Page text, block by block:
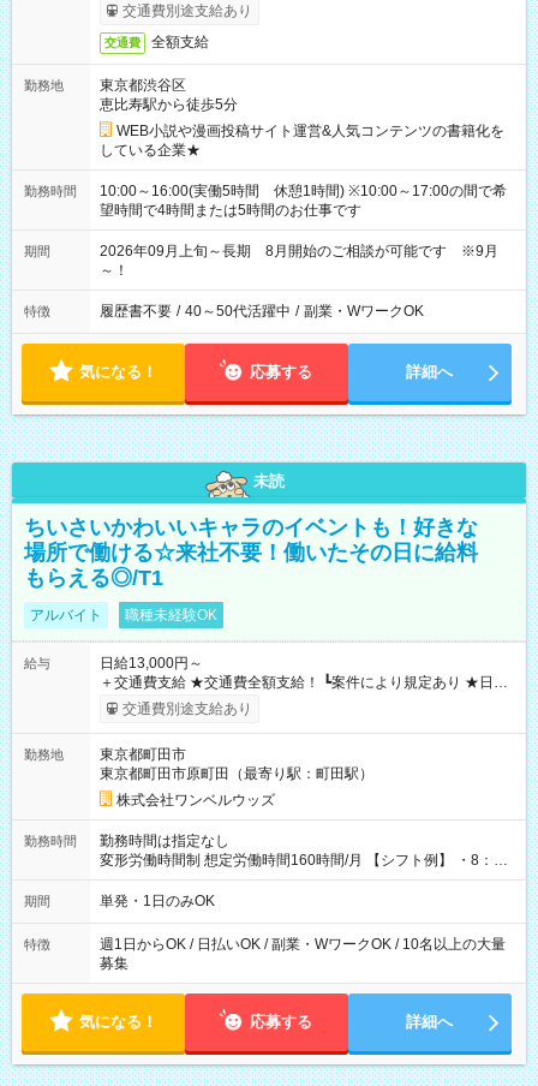
交通費別途支給あり
交通費 全額支給
勤務地
東京都渋谷区
恵比寿駅から徒歩5分
WEB小説や漫画投稿サイト運営&人気コンテンツの書籍化を
している企業★
勤務時間
10:00～16:00(実働5時間 休憩1時間) ※10:00～17:00の間で希
望時間で4時間または5時間のお仕事です
期間
2026年09月上旬～長期 8月開始のご相談が可能です ※9月
～！
特徴 履歴書不要 / 40～50代活躍中 / 副業・WワークOK
気になる！ 応募する 詳細へ
未読
ちいさいかわいいキャラのイベントも！好きな
場所で働ける☆来社不要！働いたその日に給料
もらえる◎/T1
アルバイト 職種未経験OK
給与
日給13,000円～
＋交通費支給 ★交通費全額支給！ ┗案件により規定あり ★日払
いOK！（規定あり） ┗働いたその日に現金GET♪ お仕事後はコ
ンビニATMから 日払い分を引き落とせます！ 【試用期間】試
交通費別途支給あり
勤務地
東京都町田市
東京都町田市原町田（最寄り駅：町田駅）
株式会社ワンベルウッズ
勤務時間
勤務時間は指定なし
変形労働時間制 想定労働時間160時間/月 【シフト例】 ・8：00
～21：00
期間 単発・1日のみOK
特徴
週1日からOK / 日払いOK / 副業・WワークOK / 10名以上の大量
募集
気になる！ 応募する 詳細へ